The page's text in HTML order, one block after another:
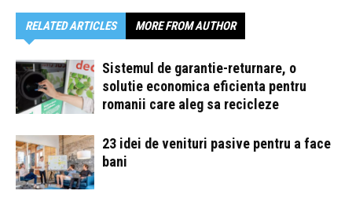
RELATED ARTICLES MORE FROM AUTHOR
Sistemul de garantie-returnare, o
solutie economica eficienta pentru
romanii care aleg sa recicleze
23 idei de venituri pasive pentru a face
bani